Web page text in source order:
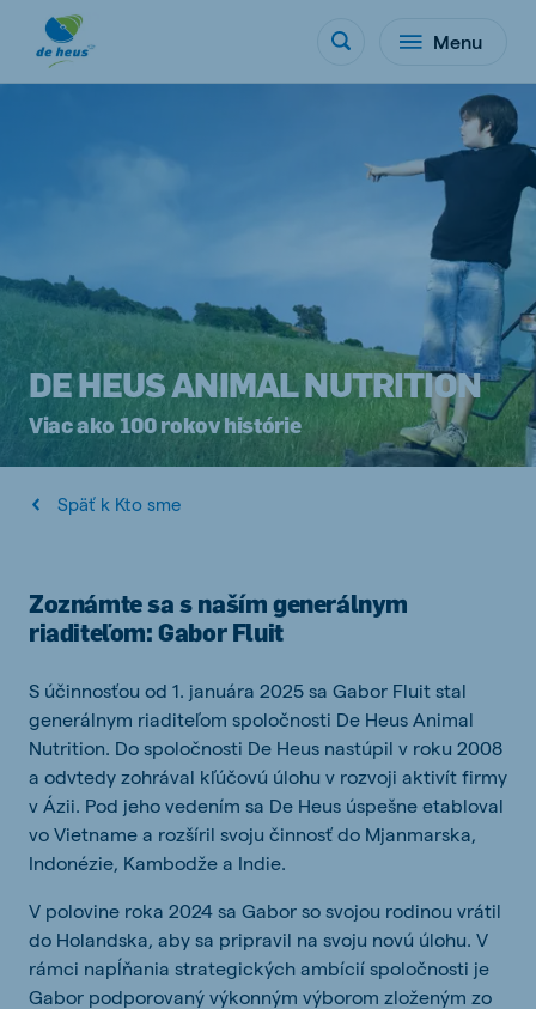
Menu
DE HEUS ANIMAL NUTRITION
Viac ako 100 rokov histórie
Späť k Kto sme
Zoznámte sa s naším generálnym
riaditeľom: Gabor Fluit
S účinnosťou od 1. januára 2025 sa Gabor Fluit stal
generálnym riaditeľom spoločnosti De Heus Animal
Nutrition. Do spoločnosti De Heus nastúpil v roku 2008
a odvtedy zohrával kľúčovú úlohu v rozvoji aktivít firmy
v Ázii. Pod jeho vedením sa De Heus úspešne etabloval
vo Vietname a rozšíril svoju činnosť do Mjanmarska,
Indonézie, Kambodže a Indie.
V polovine roka 2024 sa Gabor so svojou rodinou vrátil
do Holandska, aby sa pripravil na svoju novú úlohu. V
rámci napĺňania strategických ambícií spoločnosti je
Gabor podporovaný výkonným výborom zloženým zo